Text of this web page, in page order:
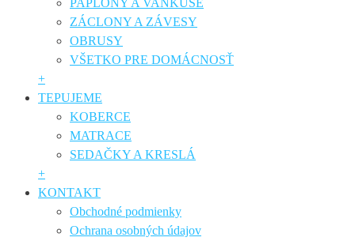
PAPLÓNY A VANKÚŠE
ZÁCLONY A ZÁVESY
OBRUSY
VŠETKO PRE DOMÁCNOSŤ
+
TEPUJEME
KOBERCE
MATRACE
SEDAČKY A KRESLÁ
+
KONTAKT
Obchodné podmienky
Ochrana osobných údajov